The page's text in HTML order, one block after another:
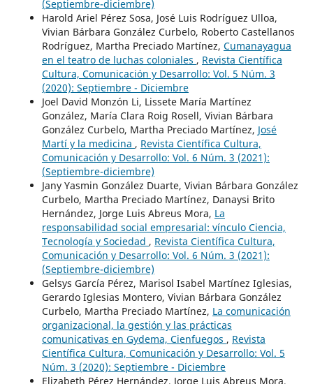
(Septiembre-diciembre)
Harold Ariel Pérez Sosa, José Luis Rodríguez Ulloa,
Vivian Bárbara González Curbelo, Roberto Castellanos
Rodríguez, Martha Preciado Martínez, Cumanayagua
en el teatro de luchas coloniales , Revista Científica
Cultura, Comunicación y Desarrollo: Vol. 5 Núm. 3
(2020): Septiembre - Diciembre
Joel David Monzón Li, Lissete María Martínez
González, María Clara Roig Rosell, Vivian Bárbara
González Curbelo, Martha Preciado Martínez, José
Martí y la medicina , Revista Científica Cultura,
Comunicación y Desarrollo: Vol. 6 Núm. 3 (2021):
(Septiembre-diciembre)
Jany Yasmin González Duarte, Vivian Bárbara González
Curbelo, Martha Preciado Martínez, Danaysi Brito
Hernández, Jorge Luis Abreus Mora, La
responsabilidad social empresarial: vínculo Ciencia,
Tecnología y Sociedad , Revista Científica Cultura,
Comunicación y Desarrollo: Vol. 6 Núm. 3 (2021):
(Septiembre-diciembre)
Gelsys García Pérez, Marisol Isabel Martínez Iglesias,
Gerardo Iglesias Montero, Vivian Bárbara González
Curbelo, Martha Preciado Martínez, La comunicación
organizacional, la gestión y las prácticas
comunicativas en Gydema, Cienfuegos , Revista
Científica Cultura, Comunicación y Desarrollo: Vol. 5
Núm. 3 (2020): Septiembre - Diciembre
Elizabeth Pérez Hernández, Jorge Luis Abreus Mora,